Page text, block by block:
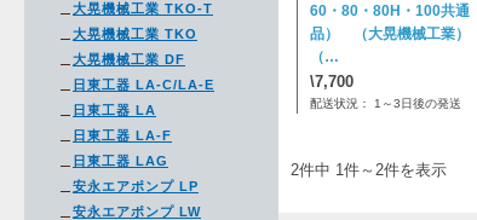
60・80・80H・100共通
品） （大晃機械工業）
（…
\7,700
配送状況： 1～3日後の発送
2件中 1件～2件を表示
大晃機械工業 TKO-T
大晃機械工業 TKO
大晃機械工業 DF
日東工器 LA-C/LA-E
日東工器 LA
日東工器 LA-F
日東工器 LAG
安永エアポンプ LP
安永エアポンプ LW